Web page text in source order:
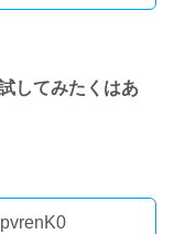
してみたくはあ